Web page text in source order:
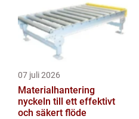
07 juli 2026
Materialhantering
nyckeln till ett effektivt
och säkert flöde